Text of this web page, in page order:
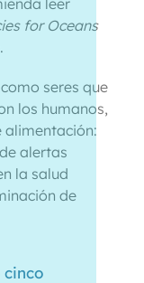
for Oceans
como seres que
los humanos,
alimentación:
alertas
la salud
de
cinco